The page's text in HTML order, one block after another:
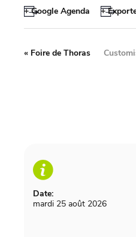
+ Google Agenda +
Date:
mardi 25 août 2026
« Foire de Thoras